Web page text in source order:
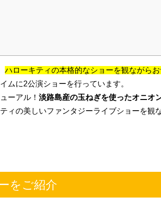
ハローキティの本格的なショーを観ながら
ムに2公演ショーを行っています。
ーアル！ 淡路島産の玉ねぎを使ったオニオ
ィの美しいファンタジーライブショーを観
をご紹介